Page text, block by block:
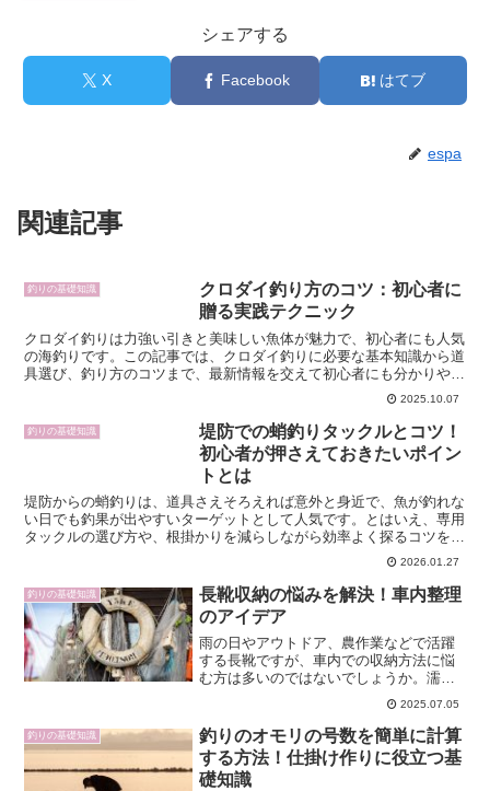
シェアする
X Facebook はてブ
espa
関連記事
釣りの基礎知識
クロダイ釣り方のコツ：初心者に
贈る実践テクニック
クロダイ釣りは力強い引きと美味しい魚体が魅力で、初心者にも人気
の海釣りです。この記事では、クロダイ釣りに必要な基本知識から道
具選び、釣り方のコツまで、最新情報を交えて初心者にも分かりやす
く解説します。道具やポイントを工夫すれば、初心者でも釣...2025.10.07
釣りの基礎知識
堤防での蛸釣りタックルとコツ！
初心者が押さえておきたいポイン
トとは
堤防からの蛸釣りは、道具さえそろえれば意外と身近で、魚が釣れな
い日でも釣果が出やすいターゲットとして人気です。とはいえ、専用
タックルの選び方や、根掛かりを減らしながら効率よく探るコツを知
らないと、ただ仕掛けを投げているだけで終わってしまいま...2026.01.27
釣りの基礎知識
長靴収納の悩みを解決！車内整理
のアイデア
雨の日やアウトドア、農作業などで活躍
する長靴ですが、車内での収納方法に悩
む方は多いのではないでしょうか。濡れ
た長靴の置き場がなくて困った経験や、
車内が泥で汚れてしまったことがある方
も少なくありません。この記事では、
「長靴 車 収納」をテーマ...
2025.07.05
釣りの基礎知識
釣りのオモリの号数を簡単に計算
する方法！仕掛け作りに役立つ基
礎知識